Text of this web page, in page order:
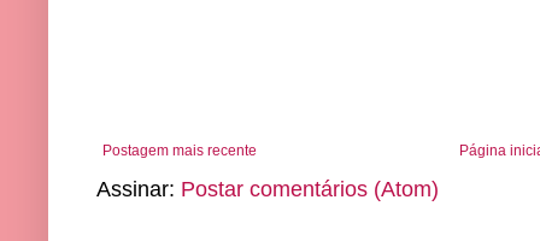
Postagem mais recente Página
Assinar: Postar comentários (Atom)